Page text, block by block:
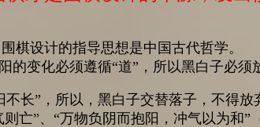
棋设计的指导思想是中国古代哲学。
的变化必须遵循“道”，所以黑白子必须
长”，所以，黑白子交替落子，不得放
亡”、“万物负阴而抱阳，冲气以为和”